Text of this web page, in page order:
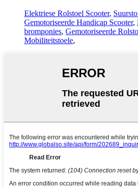
Elektriese Rolstoel Scooter,
Gemotoriseerde Handicap Scooter,
bromponies, Gemotoriseerde
Mobiliteitstoele,